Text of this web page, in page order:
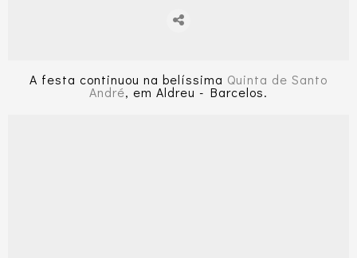
A festa continuou na belíssima Quinta de Santo
André, em Aldreu - Barcelos.